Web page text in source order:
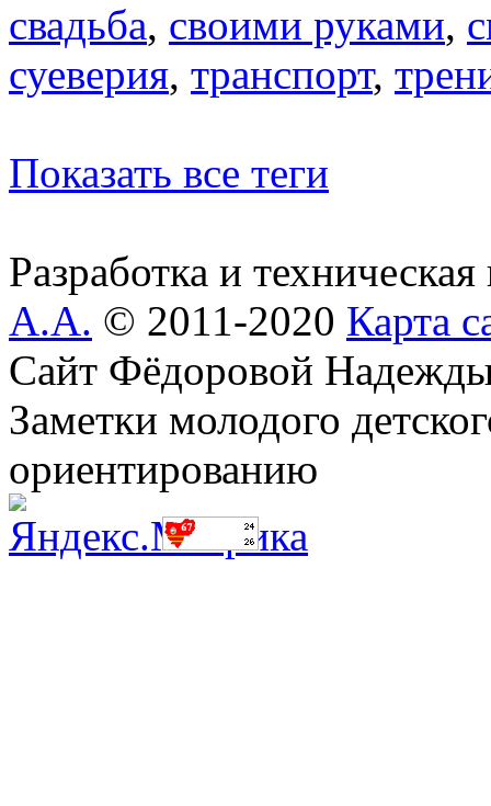
свадьба, своими руками,
суеверия, транспорт,
Показать все теги
Разработка и
А.А. © 2011-2020 Карта
Сайт Фёдоровой
Заметки молодого
ориентированию